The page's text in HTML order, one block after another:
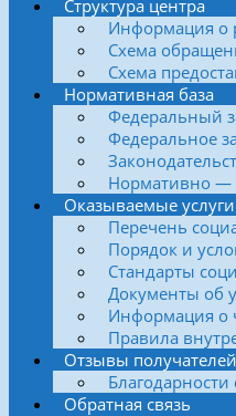
Структура центра
Информация о
Схема
Схема
Нормативная база
Федеральный
Федеральное
Нормативно —
Оказываемые услуги
Перечень
Порядок и
Стандарты
Документы об
Информация о
Правила
Отзывы получателей
Благодарности
Обратная связь